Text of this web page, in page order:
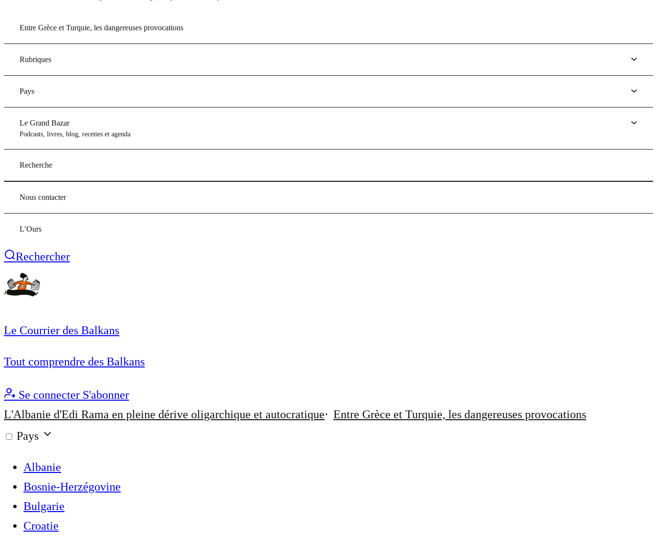
Entre Grèce et Turquie, les dangereuses provocations
Rubriques
Pays
Le Grand Bazar
Podcasts, livres, blog, recettes et agenda
Recherche
Nous contacter
L’Ours
Rechercher
Le Courrier des Balkans
Tout comprendre des Balkans
Se connecter S'abonner
L'Albanie d'Edi Rama en pleine dérive oligarchique et autocratique
Entre Grèce et Turquie, les dangereuses provocations
Pays
Albanie
Bosnie-Herzégovine
Bulgarie
Croatie